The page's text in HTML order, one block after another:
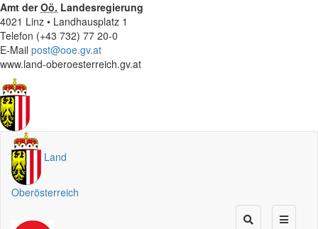
Amt derOö. Landesregierung
4021 Linz • Landhausplatz 1
Telefon (+43 732) 77 20-0
E-Mail post@ooe.gv.at
www.land-oberoesterreich.gv.at
Land
Oberösterreich